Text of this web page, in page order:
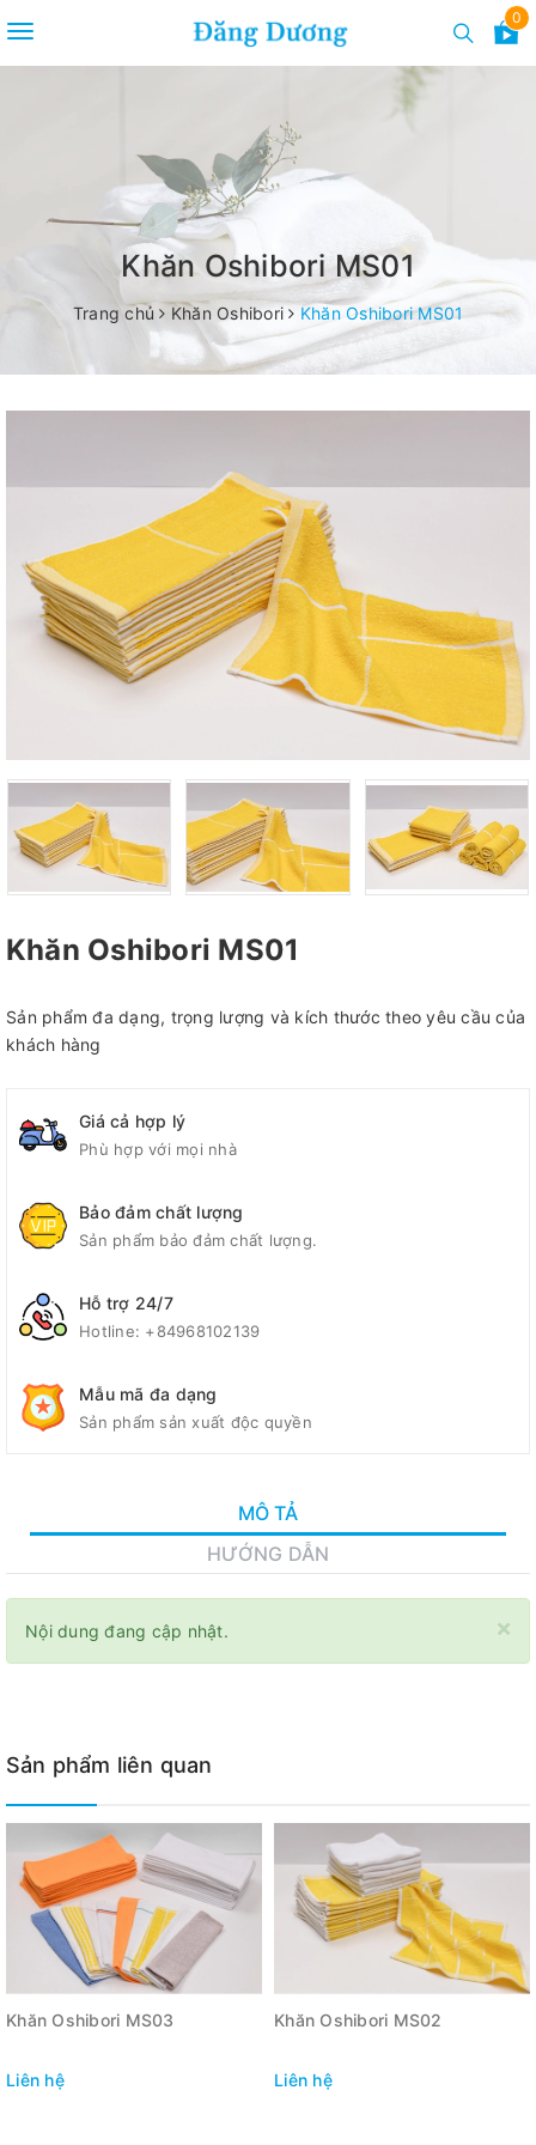
Toggle
0
Khăn Oshibori MS01
Trang chủ Khăn Oshibori Khăn Oshibori MS01
Khăn Oshibori MS01
Sản phẩm đa dạng, trọng lượng và kích thước theo yêu cầu của
khách hàng
Giá cả hợp lý
Phù hợp với mọi nhà
Bảo đảm chất lượng
Sản phẩm bảo đảm chất lượng.
Hỗ trợ 24/7
Hotline: +84968102139
Mẫu mã đa dạng
Sản phẩm sản xuất độc quyền
MÔ TẢ
HƯỚNG DẪN
×
Nội dung đang cập nhật.
Sản phẩm liên quan
Khăn Oshibori MS03
Liên hệ
Khăn Oshibori MS02
Liên hệ